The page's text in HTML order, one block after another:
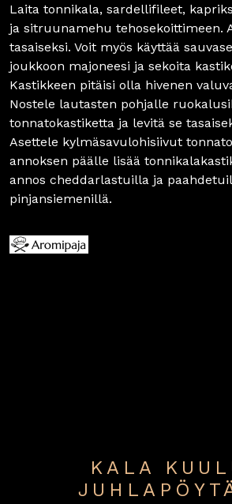
Laita tonnikala, sardellifileet,
ja sitruunamehu tehosekoittimeen.
tasaiseksi. Voit myös käyttää
joukkoon majoneesi ja sekoita
Kastikkeen pitäisi olla hivenen
Nostele lautasten pohjalle
tonnatokastiketta ja levitä se
Asettele kylmäsavulohisiivut
annoksen päälle lisää
annos cheddarlastuilla ja
pinjansiemenillä.
KALA